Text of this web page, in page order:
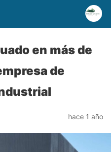
en más de
de
hace 1 año